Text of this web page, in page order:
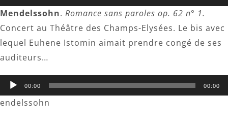
audio
Mendelssohn. Romance sans paroles op. 62 n° 1.
Concert au Théâtre des Champs-Elysées. Le bis avec
lequel Euhene Istomin aimait prendre congé de ses
auditeurs…
Lecteur
audio
00:00 00:00
endelssohn